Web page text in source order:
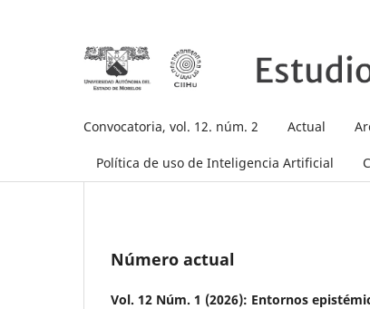
Convocatoria, vol. 12. núm. 2 Actual
Política de uso de Inteligencia Artificial
Número actual
Vol. 12 Núm. 1 (2026): Entornos